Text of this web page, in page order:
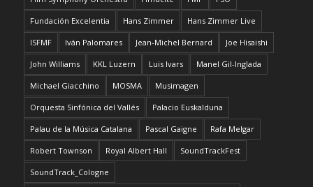
Fundación Excelentia Hans Zimmer Hans Zimmer Live
ISFMF Iván Palomares Jean-Michel Bernard Joe Hisaishi
John Williams KKL Luzern Luis Ivars Manel Gil-Inglada
Michael Giacchino MOSMA Musimagen
Orquesta Sinfónica del Vallés Palacio Euskalduna
Palau de la Música Catalana Pascal Gaigne Rafa Melgar
Robert Townson Royal Albert Hall SoundTrackFest
SoundTrack_Cologne